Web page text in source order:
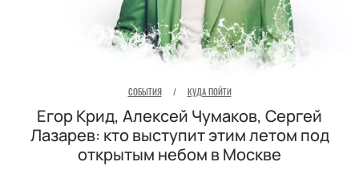
СОБЫТИЯ / КУДА ПОЙТИ
Егор Крид, Алексей Чумаков, Сергей
Лазарев: кто выступит этим летом под
открытым небом в Москве